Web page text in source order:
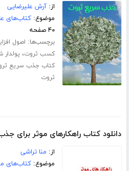
از:آرش علیرضایی
موضوع:کتاب‌های
۴۰ صفحه
برچسب‌ها: اصول
کسب ثروت،
کتاب جذب سریع
ثروت
دانلود کتاب راهکارهای موثر برای
از: منا تراشی
موضوع:کتاب‌های